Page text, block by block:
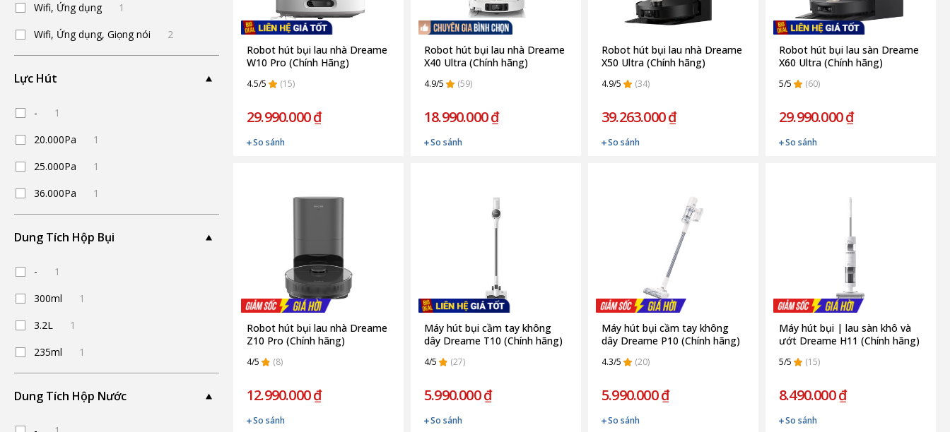
Wifi, Ứng dụng
1
Wifi, Ứng dụng, Giọng nói
2
Lực Hút
-
1
20.000Pa
1
25.000Pa
1
36.000Pa
1
Dung Tích Hộp Bụi
-
1
300ml
1
3.2L
1
235ml
1
Dung Tích Hộp Nước
Robot hút bụi lau nhà Dreame
W10 Pro (Chính Hãng)
4.5/5 (15)
29.990.000 ₫
So sánh
Robot hút bụi lau nhà Dreame
X40 Ultra (Chính hãng)
4.9/5 (59)
18.990.000 ₫
So sánh
Robot hút bụi lau nhà Dreame
X50 Ultra (Chính hãng)
4.9/5 (34)
39.263.000 ₫
So sánh
Robot hút bụi lau sàn Dreame
X60 Ultra (Chính hãng)
5/5 (60)
29.990.000 ₫
So sánh
Robot hút bụi lau nhà Dreame
Z10 Pro (Chính hãng)
4/5 (8)
12.990.000 ₫
So sánh
Máy hút bụi cầm tay không
dây Dreame T10 (Chính hãng)
4/5 (27)
5.990.000 ₫
So sánh
Máy hút bụi cầm tay không
dây Dreame P10 (Chính hãng)
4.3/5 (20)
5.990.000 ₫
So sánh
Máy hút bụi | lau sàn khô và
ướt Dreame H11 (Chính hãng)
5/5 (15)
8.490.000 ₫
So sánh